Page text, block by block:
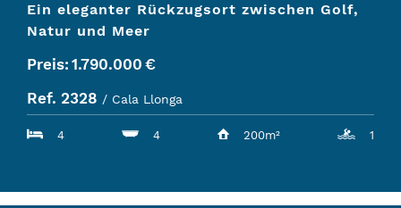
Ein eleganter Rückzugsort zwischen Golf,
Natur und Meer
Preis: 1.790.000 €
Ref. 2328 / Cala Llonga
4 4 200m² 1